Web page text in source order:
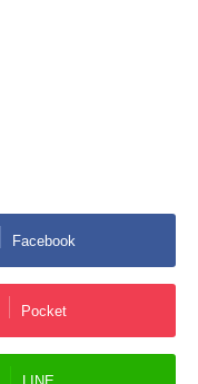
Facebook
Pocket
LINE